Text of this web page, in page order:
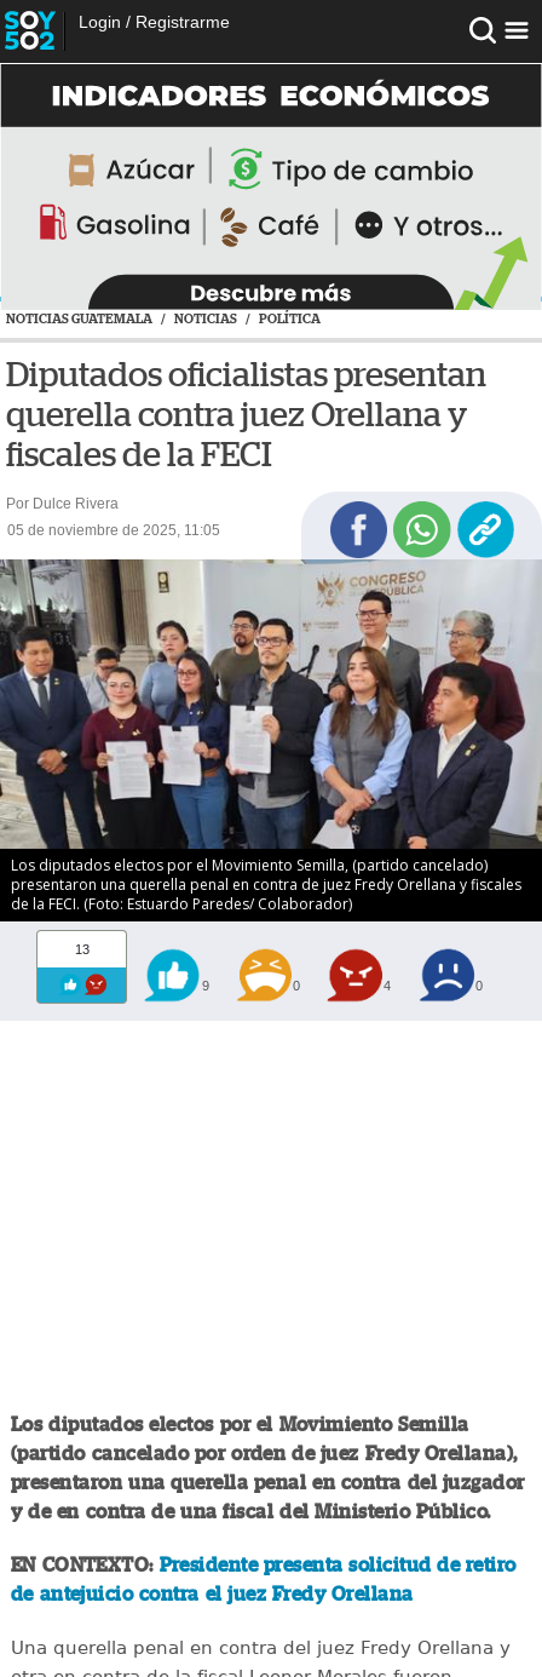
Login / Registrarme
NOTICIAS GUATEMALA / NOTICIAS / POLÍTICA
Diputados oficialistas presentan
querella contra juez Orellana y
fiscales de la FECI
Por Dulce Rivera
05 de noviembre de 2025, 11:05
Los diputados electos por el Movimiento Semilla, (partido cancelado)
presentaron una querella penal en contra de juez Fredy Orellana y fiscales
de la FECI. (Foto: Estuardo Paredes/ Colaborador)
13
9 0 4 0
Los diputados electos por el Movimiento Semilla
(partido cancelado por orden de juez Fredy Orellana),
presentaron una querella penal en contra del juzgador
y de en contra de una fiscal del Ministerio Público.
EN CONTEXTO: Presidente presenta solicitud de retiro
de antejuicio contra el juez Fredy Orellana
Una querella penal en contra del juez Fredy Orellana y